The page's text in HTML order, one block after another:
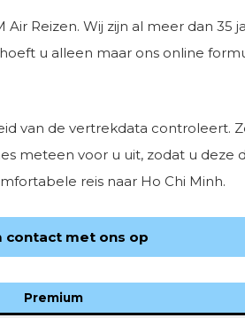
Reizen. Wij zijn al meer dan 35
u alleen maar ons online
van de vertrekdata controleert.
meteen voor u uit, zodat u deze
reis naar Ho Chi Minh.
contact met ons op
Premium